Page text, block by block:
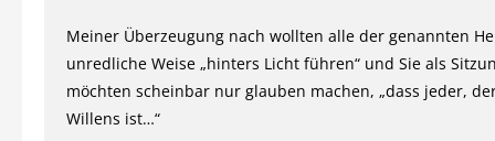
Meiner Überzeugung nach wollten alle der genannten
unredliche Weise „hinters Licht führen“ und Sie als
möchten scheinbar nur glauben machen, „dass jeder,
Willens ist…“